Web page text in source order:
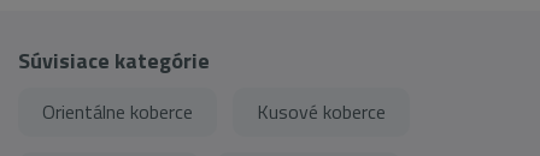
Súvisiace kategórie
Orientálne koberce Kusové koberce